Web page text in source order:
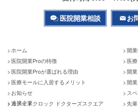
医院開業相談 お
ホーム
医院開業Proの特徴
医院開業Proが選ばれる理由
医療モールに入居するメリット
お知らせ
カメイドクロック ドクターズスクエア
開
医
開
開
ス
先
連携企業